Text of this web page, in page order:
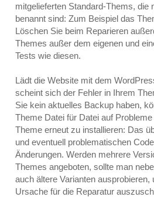
mitgelieferten Standard-Thems, die
benannt sind: Zum Beispiel das
Löschen Sie beim Reparieren
Themes außer dem eigenen und
Tests wie diesen.
Lädt die Website mit dem
scheint sich der Fehler in Ihrem
Sie kein aktuelles Backup haben,
Theme Datei für Datei auf
Theme erneut zu installieren: Das
und eventuell problematischen
Änderungen. Werden mehrere
Themes angeboten, sollte man
auch ältere Varianten ausprobieren,
Ursache für die Reparatur